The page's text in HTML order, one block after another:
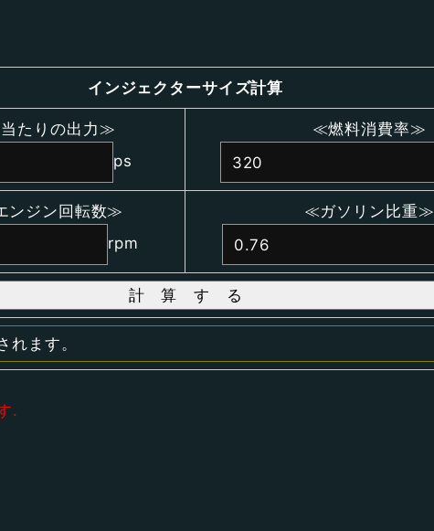
インジェクターサイズ計算
たりの出力≫
ps
≪燃料消費率≫
ンジン回転数≫
rpm
≪ガソリン比重≫
れます。
.